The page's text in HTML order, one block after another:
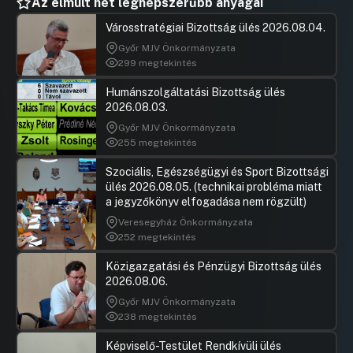
UGRÁS A NAPIREND ELEJÉRE
30.) Budaörs Rádió 2013 évi munkaterve és
átmeneti időszakra vonatkozó támogatási
kérelme
UGRÁS A NAPIREND ELEJÉRE
31.) A 16. Budaörsi Fesztivál 2013 évi
támogatási kérelme, programterve
HozzászólásokUgrás a napirendi pontra
Filkey
32.) Gyepük Népe Alapítvány - Szélrózsa
Néptáncegyüttes 2013. évi programjainak
támogatása
UGRÁS A NAPIREND ELEJÉRE
33.) Támogatott helyi kiadvány elszámolási
határidő hosszabbítási kérelem
UGRÁS A NAPIREND ELEJÉRE
34.) Jutalomkeret biztosítása az óvodavezetők
év végi jutalmazásához
Az elmúlt hét legnépszerűbb anyagai
Városstratégiai Bizottság ülés 2026.08.04.
Győr MJV Önkormányzata
299 megtekintés
Humánszolgáltatási Bizottság ülés
2026.08.03.
Győr MJV Önkormányzata
255 megtekintés
Szociális, Egészségügyi és Sport Bizottsági
ülés 2026.08.05. (technikai probléma miatt
a jegyzőkönyv elfogadása nem rögzült)
Veresegyház Önkormányzata
252 megtekintés
Közigazgatási és Pénzügyi Bizottság ülés
2026.08.06.
Győr MJV Önkormányzata
238 megtekintés
Képviselő-Testület Rendkívüli ülés